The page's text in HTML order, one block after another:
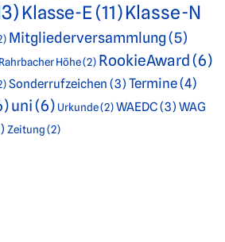
Klasse-E (11)Klasse-N
Mitgliederversammlung(5)
Rahrbacher Höhe(2) RookieAward (6)
Sonderrufzeichen (3) Termine(4)
uni(6) Urkunde(2)WAEDC(3) WAG
Zeitung(2)